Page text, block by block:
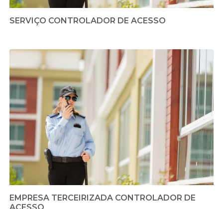
SERVIÇO CONTROLADOR DE ACESSO
EMPRESA TERCEIRIZADA CONTROLADOR DE